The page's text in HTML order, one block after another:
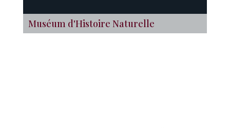
Muséum d'Histoire Naturelle